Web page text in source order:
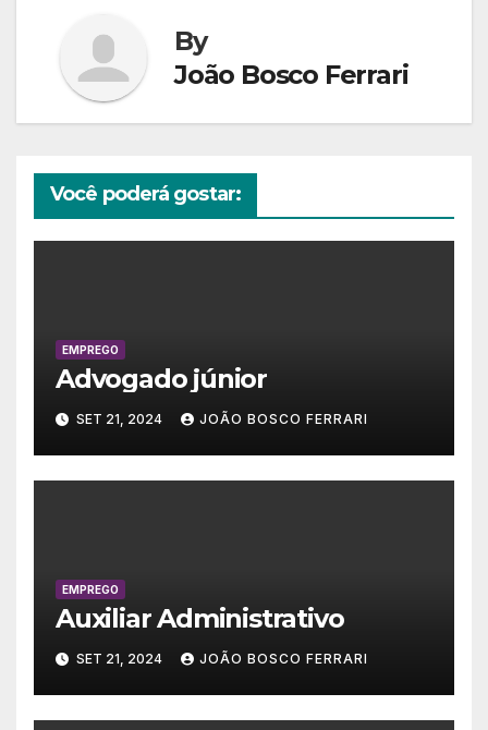
By
João Bosco Ferrari
Você poderá gostar:
EMPREGO
Advogado júnior
SET 21, 2024 JOÃO BOSCO FERRARI
EMPREGO
Auxiliar Administrativo
SET 21, 2024 JOÃO BOSCO FERRARI